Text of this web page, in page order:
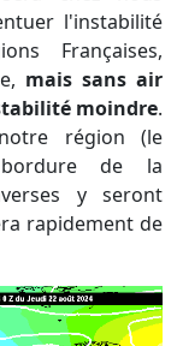
l'instabilité
Françaises,
mais sans air
moindre.
région (le
de la
y seront
rapidement de